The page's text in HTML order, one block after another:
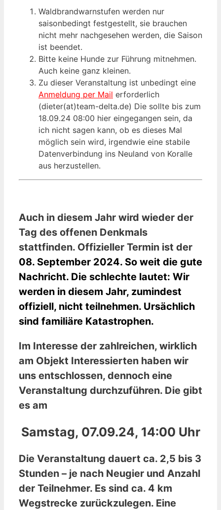
Waldbrandwarnstufen werden nur
saisonbedingt festgestellt, sie brauchen
nicht mehr nachgesehen werden, die Saison
ist beendet.
Bitte keine Hunde zur Führung mitnehmen.
Auch keine ganz kleinen.
Zu dieser Veranstaltung ist unbedingt eine
Anmeldung per Mail erforderlich
(dieter(at)team-delta.de) Die sollte bis zum
18.09.24 08:00 hier eingegangen sein, da
ich nicht sagen kann, ob es dieses Mal
möglich sein wird, irgendwie eine stabile
Datenverbindung ins Neuland von Koralle
aus herzustellen.
Auch in diesem Jahr wird wieder der
Tag des offenen Denkmals
stattfinden. Offizieller Termin ist der
08. September 2024. So weit die gute
Nachricht. Die schlechte lautet: Wir
werden in diesem Jahr, zumindest
offiziell, nicht teilnehmen. Ursächlich
sind familiäre Katastrophen.
Im Interesse der zahlreichen, wirklich
am Objekt Interessierten haben wir
uns entschlossen, dennoch eine
Veranstaltung durchzuführen. Die gibt
es am
Samstag, 07.09.24, 14:00 Uhr
Die Veranstaltung dauert ca. 2,5 bis 3
Stunden – je nach Neugier und Anzahl
der Teilnehmer. Es sind ca. 4 km
Wegstrecke zurückzulegen. Eine